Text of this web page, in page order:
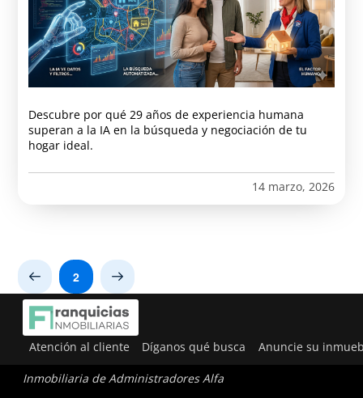
Descubre por qué 29 años de experiencia humana
superan a la IA en la búsqueda y negociación de tu
hogar ideal.
14 marzo, 2026
Prev 2 Next
Atención al cliente Díganos qué busca Anuncie su
Inmobiliaria de Administradores Alfa